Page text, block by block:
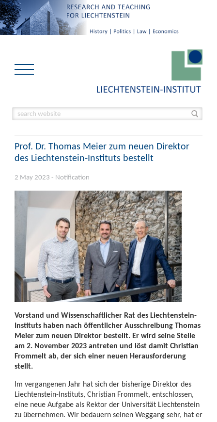
Prof. Dr. Thomas Meier zum neuen Direktor
des Liechtenstein-Instituts bestellt
2 May 2023 - Notification
Vorstand und Wissenschaftlicher Rat des Liechtenstein-
Instituts haben nach öffentlicher Ausschreibung Thomas
Meier zum neuen Direktor bestellt. Er wird seine Stelle
am 2. November 2023 antreten und löst damit Christian
Frommelt ab, der sich einer neuen Herausforderung
stellt.
Im vergangenen Jahr hat sich der bisherige Direktor des
Liechtenstein-Instituts, Christian Frommelt, entschlossen,
eine neue Aufgabe als Rektor der Universität Liechtenstein
zu übernehmen. Wir bedauern seinen Weggang sehr, hat er